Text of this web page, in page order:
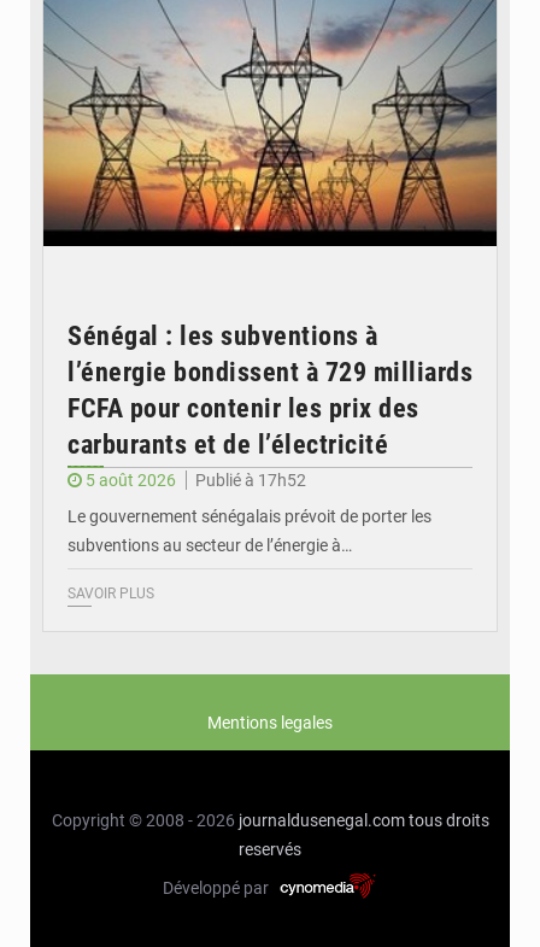
Sénégal : les subventions à
l’énergie bondissent à 729 milliards
FCFA pour contenir les prix des
carburants et de l’électricité
5 août 2026
Publié à 17h52
Le gouvernement sénégalais prévoit de porter les
subventions au secteur de l’énergie à…
SAVOIR PLUS
Mentions legales
Copyright © 2008 - 2026 journaldusenegal.com tous droits
reservés
Développé par